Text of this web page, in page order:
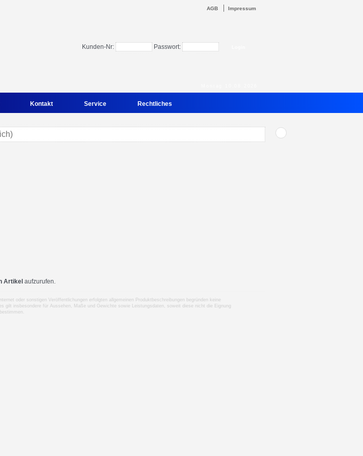
AGB Impressum
Kunden-Nr: Passwort:
Kontakt Service Rechtliches
Artikel aufzurufen.
oder sonstigen Veröffentlichungen erfolgten allgemeinen Produktbeschreibungen begründen keine
gilt insbesondere für Aussehen, Maße und Gewichte sowie Leistungsdaten, soweit diese nicht die Eignung